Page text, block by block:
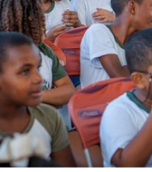
Resende